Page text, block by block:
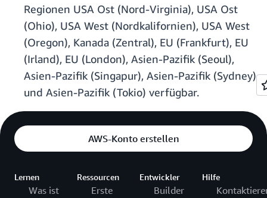
Regionen USA Ost (Nord-Virginia), USA Ost
(Ohio), USA West (Nordkalifornien), USA West
(Oregon), Kanada (Zentral), EU (Frankfurt), EU
(Irland), EU (London), Asien-Pazifik (Seoul),
Asien-Pazifik (Singapur), Asien-Pazifik (Sydney)
und Asien-Pazifik (Tokio) verfügbar.
AWS-Konto erstellen
Lernen
Was ist
Ressourcen
Erste
Entwickler
Builder
Hilfe